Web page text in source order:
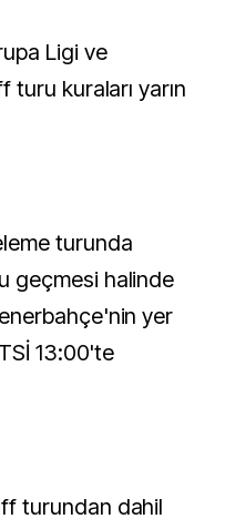
kuraları yarın
turunda
geçmesi halinde
yer
13:00'te
turundan dahil